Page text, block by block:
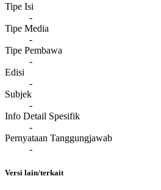
Tipe Isi
-
Tipe Media
-
Tipe Pembawa
-
Edisi
-
Subjek
-
Info Detail Spesifik
-
Pernyataan Tanggungjawab
-
Versi lain/terkait